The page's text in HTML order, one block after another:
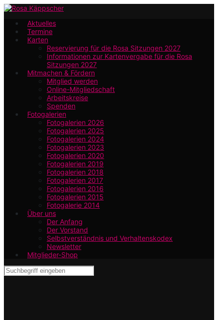
Zum
Hauptinhalt
springen
Aktuelles
Termine
Karten
Reservierung für die Rosa Sitzungen 2027
Informationen zur Kartenvergabe für die Rosa
Sitzungen 2027
Mitmachen & Fördern
Mitglied werden
Online-Mitgliedschaft
Arbeitskreise
Spenden
Fotogalerien
Fotogalerien 2026
Fotogalerien 2025
Fotogalerien 2024
Fotogalerien 2023
Fotogalerien 2020
Fotogalerien 2019
Fotogalerien 2018
Fotogalerien 2017
Fotogalerien 2016
Fotogalerien 2015
Fotogalerie 2014
Über uns
Der Anfang
Der Vorstand
Selbstverständnis und Verhaltenskodex
Newsletter
Mitglieder-Shop